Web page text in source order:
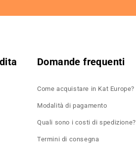
Domande frequenti
Come acquistare in Kat Europe?
Modalità di pagamento
Quali sono i costi di spedizione?
Termini di consegna